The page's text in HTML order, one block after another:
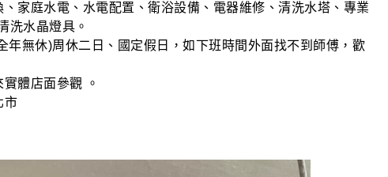
家庭水電、水電配置、衛浴設備、電器維修、清洗水塔、專業
洗水晶燈具。
年無休)周休二日、國定假日，如下班時間外面找不到師傅，歡
體店面參觀 。
市